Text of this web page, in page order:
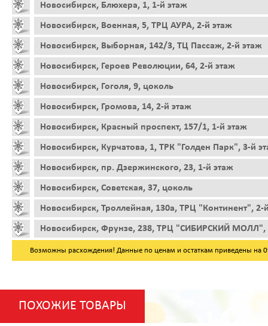
Новосибирск, Блюхера, 1, 1-й этаж
Новосибирск, Военная, 5, ТРЦ АУРА, 2-й этаж
Новосибирск, Выборная, 142/3, ТЦ Пассаж, 2-й этаж
Новосибирск, Героев Революции, 64, 2-й этаж
Новосибирск, Гоголя, 9, цоколь
Новосибирск, Громова, 14, 2-й этаж
Новосибирск, Красный проспект, 157/1, 1-й этаж
Новосибирск, Курчатова, 1, ТРК "Голден Парк", 3-й
Новосибирск, пр. Дзержинского, 23, 1-й этаж
Новосибирск, Советская, 37, цоколь
Новосибирск, Троллейная, 130а, ТРЦ "Континент", 2-
Новосибирск, Фрунзе, 238, ТРЦ "СИБИРСКИЙ МОЛЛ",
Возможны расхождения! Данные по ценам и остаткам приведены на
ПОХОЖИЕ ТОВАРЫ